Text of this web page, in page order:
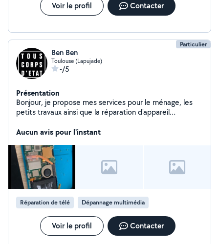
Voir le profil Contacter
Particulier
Ben Ben
Toulouse (Lapujade)
-/5
Présentation
Bonjour, je propose mes services pour le ménage, les
petits travaux ainsi que la réparation d'appareil
rapidement. Je n'ai pas encore d avis je suis nouveau
Aucun avis pour l'instant
Réparation de télé Dépannage multimédia
Voir le profil Contacter